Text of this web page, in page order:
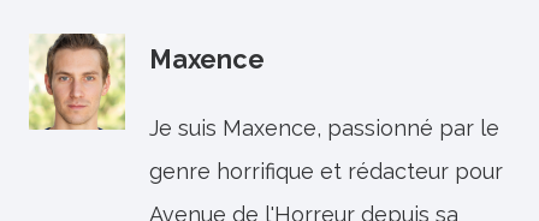
Maxence
Je suis Maxence, passionné par le
genre horrifique et rédacteur pour
Avenue de l'Horreur depuis sa